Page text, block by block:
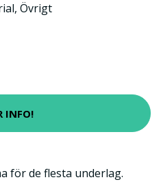
, Övrigt
INFO!
för de flesta underlag.